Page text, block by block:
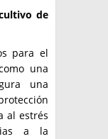
de
para el
una
una
al estrés
a la